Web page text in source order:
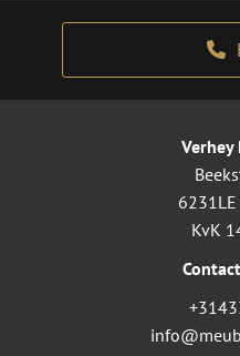
Verhey
KvK